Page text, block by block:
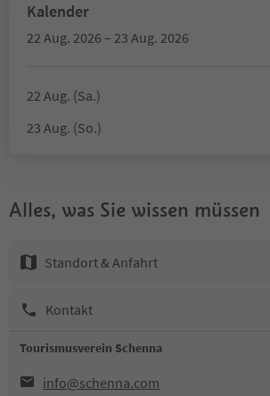
Kalender
22 Aug. 2026 – 23 Aug. 2026
22 Aug. (Sa.)
23 Aug. (So.)
Alles, was Sie wissen müssen
Standort & Anfahrt
Kontakt
Tourismusverein Schenna
info@schenna.com